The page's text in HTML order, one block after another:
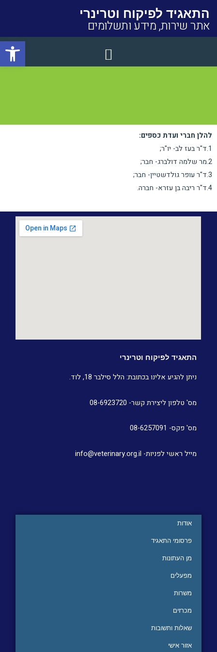
התאגיד לפיקוח וטרינרי
אתר שירות, מידע ותשלומים
להלן חברי ועדת כספים:
1.ד"ר בעז לב- יו"ר;
2.מר שלמה דולברג- חבר;
3.ד"ר עופר גולדשטיין- חבר;
4.ד"ר ריבה בן עזרא- חברה.
אודות
פרסומי התאגיד
מן העתונות
מפעלים
משרות
מכרזים
שאלות ותשובות
אזור אישי
התאגיד לפיקוח וטרינרי
ניתן להגיע אלינו בכתובת: הלל סילבר 18, לוד.
מס' טלפון ליצירת קשר- 08-6923720
מס' פקס- 08-6257091
מייל ראשי לפניות- info@veterinary.org.il
פתח